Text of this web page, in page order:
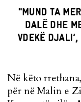
"MUND TA
DALË DHE
VDEKË
Në këto
për në Malin e